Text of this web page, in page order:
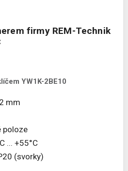
firmy REM-Technik
YW1K-2BE10
mm
poloze
... +55°C
(svorky)